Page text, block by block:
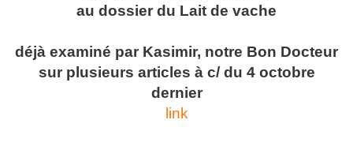
au dossier du Lait de vache
déjà examiné par Kasimir, notre Bon Docteur
sur plusieurs articles à c/ du 4 octobre
dernier
link